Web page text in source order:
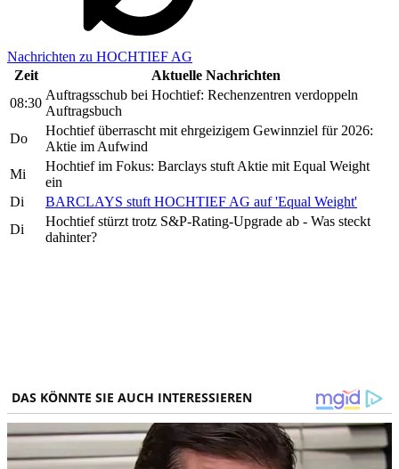
Nachrichten zu HOCHTIEF AG
Zeit
Aktuelle Nachrichten
08:30
Auftragsschub bei Hochtief: Rechenzentren verdoppeln
Auftragsbuch
Do
Hochtief überrascht mit ehrgeizigem Gewinnziel für 2026:
Aktie im Aufwind
Mi
Hochtief im Fokus: Barclays stuft Aktie mit Equal Weight
ein
Di
BARCLAYS stuft HOCHTIEF AG auf 'Equal Weight'
Di
Hochtief stürzt trotz S&P-Rating-Upgrade ab - Was steckt
dahinter?